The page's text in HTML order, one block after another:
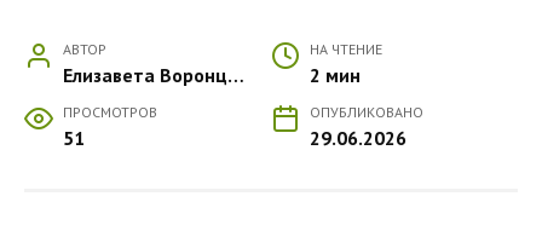
АВТОР
Елизавета Воронцова
НА ЧТЕНИЕ
2 мин
ПРОСМОТРОВ
51
ОПУБЛИКОВАНО
29.06.2026